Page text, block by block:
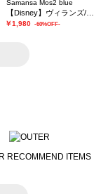
Samansa Mos2 blue
【Disney】ヴィランズ/トートバッグ
￥1,980 -60%OFF-